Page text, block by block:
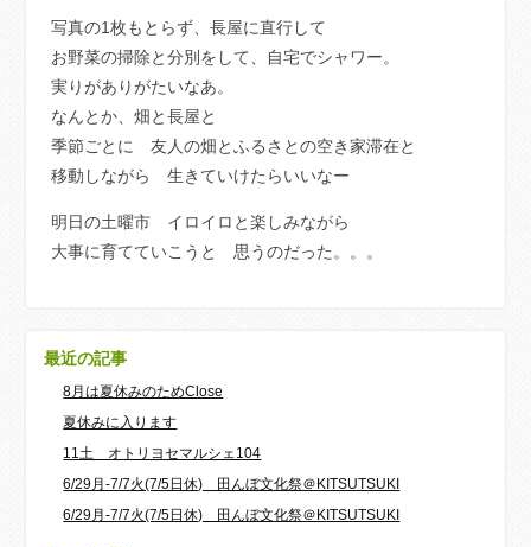
写真の1枚もとらず、長屋に直行して
お野菜の掃除と分別をして、自宅でシャワー。
実りがありがたいなあ。
なんとか、畑と長屋と
季節ごとに 友人の畑とふるさとの空き家滞在と
移動しながら 生きていけたらいいなー
明日の土曜市 イロイロと楽しみながら
大事に育てていこうと 思うのだった。。。
最近の記事
8月は夏休みのためClose
夏休みに入ります
11土 オトリヨセマルシェ104
6/29月-7/7火(7/5日休) 田んぼ文化祭＠KITSUTSUKI
6/29月-7/7火(7/5日休) 田んぼ文化祭＠KITSUTSUKI